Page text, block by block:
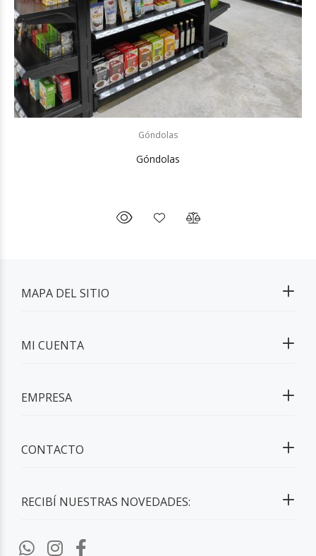
Góndolas
Góndolas
RECIBÍ NUESTRAS NOVEDADES:
MAPA DEL SITIO
MI CUENTA
EMPRESA
CONTACTO